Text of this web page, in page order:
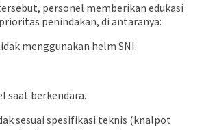
personel memberikan edukasi
penindakan, di antaranya:
menggunakan helm SNI.
saat berkendara.
sesuai spesifikasi teknis (knalpot